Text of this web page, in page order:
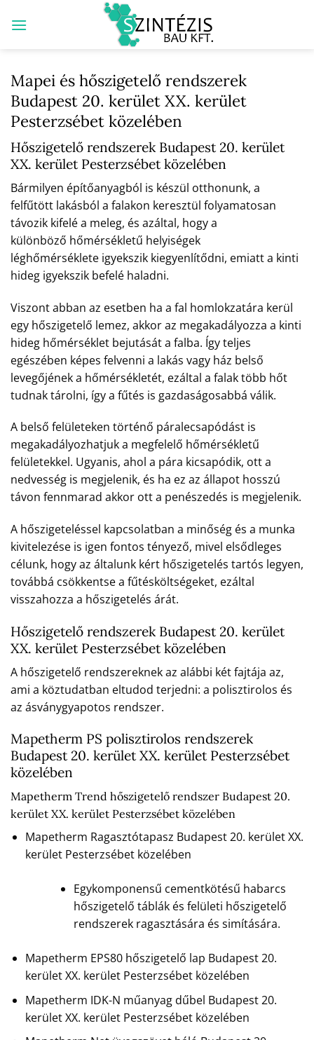
Mapei és hőszigetelő rendszerek
Budapest 20. kerület XX. kerület
Pesterzsébet közelében
Hőszigetelő rendszerek Budapest 20. kerület
XX. kerület Pesterzsébet közelében
Bármilyen építőanyagból is készül otthonunk, a
felfűtött lakásból a falakon keresztül folyamatosan
távozik kifelé a meleg, és azáltal, hogy a
különböző hőmérsékletű helyiségek
léghőmérséklete igyekszik kiegyenlítődni, emiatt a kinti
hideg igyekszik befelé haladni.
Viszont abban az esetben ha a fal homlokzatára kerül
egy hőszigetelő lemez, akkor az megakadályozza a kinti
hideg hőmérséklet bejutását a falba. Így teljes
egészében képes felvenni a lakás vagy ház belső
levegőjének a hőmérsékletét, ezáltal a falak több hőt
tudnak tárolni, így a fűtés is gazdaságosabbá válik.
A belső felületeken történő páralecsapódást is
megakadályozhatjuk a megfelelő hőmérsékletű
felületekkel. Ugyanis, ahol a pára kicsapódik, ott a
nedvesség is megjelenik, és ha ez az állapot hosszú
távon fennmarad akkor ott a penészedés is megjelenik.
A hőszigeteléssel kapcsolatban a minőség és a munka
kivitelezése is igen fontos tényező, mivel elsődleges
célunk, hogy az általunk kért hőszigetelés tartós legyen,
továbbá csökkentse a fűtésköltségeket, ezáltal
visszahozza a hőszigetelés árát.
Hőszigetelő rendszerek Budapest 20. kerület
XX. kerület Pesterzsébet közelében
A hőszigetelő rendszereknek az alábbi két fajtája az,
ami a köztudatban eltudod terjedni: a polisztirolos és
az ásványgyapotos rendszer.
Mapetherm PS polisztirolos rendszerek
Budapest 20. kerület XX. kerület Pesterzsébet
közelében
Mapetherm Trend hőszigetelő rendszer Budapest 20.
kerület XX. kerület Pesterzsébet közelében
Mapetherm Ragasztótapasz Budapest 20. kerület XX.
kerület Pesterzsébet közelében
Egykomponensű cementkötésű habarcs
hőszigetelő táblák és felületi hőszigetelő
rendszerek ragasztására és simítására.
Mapetherm EPS80 hőszigetelő lap Budapest 20.
kerület XX. kerület Pesterzsébet közelében
Mapetherm IDK-N műanyag dűbel Budapest 20.
kerület XX. kerület Pesterzsébet közelében